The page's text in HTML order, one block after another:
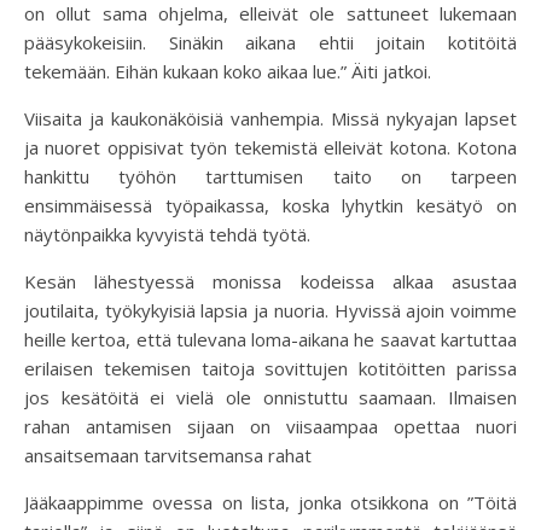
on ollut sama ohjelma, elleivät ole sattuneet lukemaan
pääsykokeisiin. Sinäkin aikana ehtii joitain kotitöitä
tekemään. Eihän kukaan koko aikaa lue.” Äiti jatkoi.
Viisaita ja kaukonäköisiä vanhempia. Missä nykyajan lapset
ja nuoret oppisivat työn tekemistä elleivät kotona. Kotona
hankittu työhön tarttumisen taito on tarpeen
ensimmäisessä työpaikassa, koska lyhytkin kesätyö on
näytönpaikka kyvyistä tehdä työtä.
Kesän lähestyessä monissa kodeissa alkaa asustaa
joutilaita, työkykyisiä lapsia ja nuoria. Hyvissä ajoin voimme
heille kertoa, että tulevana loma-aikana he saavat kartuttaa
erilaisen tekemisen taitoja sovittujen kotitöitten parissa
jos kesätöitä ei vielä ole onnistuttu saamaan. Ilmaisen
rahan antamisen sijaan on viisaampaa opettaa nuori
ansaitsemaan tarvitsemansa rahat
Jääkaappimme ovessa on lista, jonka otsikkona on ”Töitä